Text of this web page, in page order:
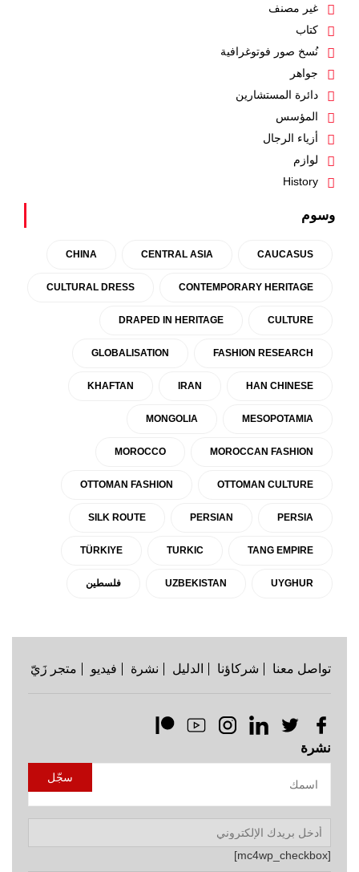
غير مصنف
كتاب
نُسخ صور فوتوغرافية
جواهر
دائرة المستشارين
المؤسس
أزياء الرجال
لوازم
History
وسوم
CAUCASUS
CENTRAL ASIA
CHINA
CONTEMPORARY HERITAGE
CULTURAL DRESS
CULTURE
DRAPED IN HERITAGE
FASHION RESEARCH
GLOBALISATION
HAN CHINESE
IRAN
KHAFTAN
MESOPOTAMIA
MONGOLIA
MOROCCAN FASHION
MOROCCO
OTTOMAN CULTURE
OTTOMAN FASHION
PERSIA
PERSIAN
SILK ROUTE
TANG EMPIRE
TURKIC
TÜRKIYE
UYGHUR
UZBEKISTAN فلسطين
تواصل معنا شركاؤنا الدليل نشرة فيديو متجر زَيّ
نشرة
[mc4wp_checkbox]